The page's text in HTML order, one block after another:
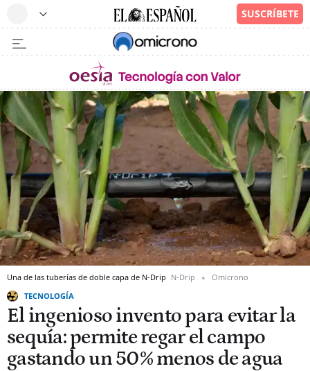
Una de las tuberías de doble capa de N-Drip N-Drip
Omicrono
TECNOLOGÍA
El ingenioso invento para evitar la
sequía: permite regar el campo
gastando un 50% menos de agua